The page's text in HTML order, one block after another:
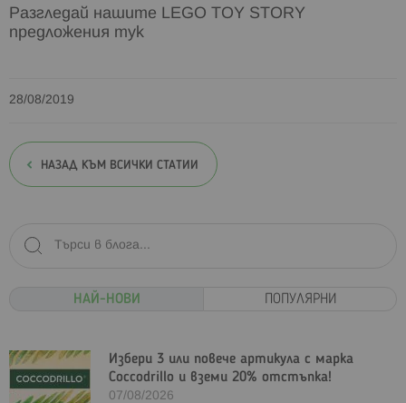
Разгледай нашите LEGO TOY STORY
предложения тук
28/08/2019
НАЗАД КЪМ ВСИЧКИ СТАТИИ
НАЙ-НОВИ
Избери 3 или повече артикула с марка
Coccodrillo и вземи 20% отстъпка!
07/08/2026
ПОПУЛЯРНИ